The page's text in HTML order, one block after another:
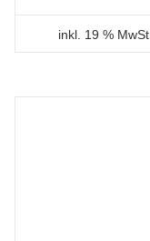
inkl. 19 % MwSt.